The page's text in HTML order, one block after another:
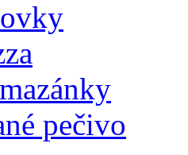
pečivo